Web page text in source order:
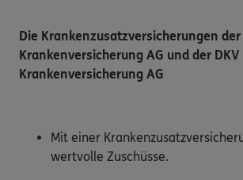
Die Krankenzusatzversicherungen der
Krankenversicherung AG und der DKV
Krankenversicherung AG
Mit einer
wertvolle Zuschüsse.